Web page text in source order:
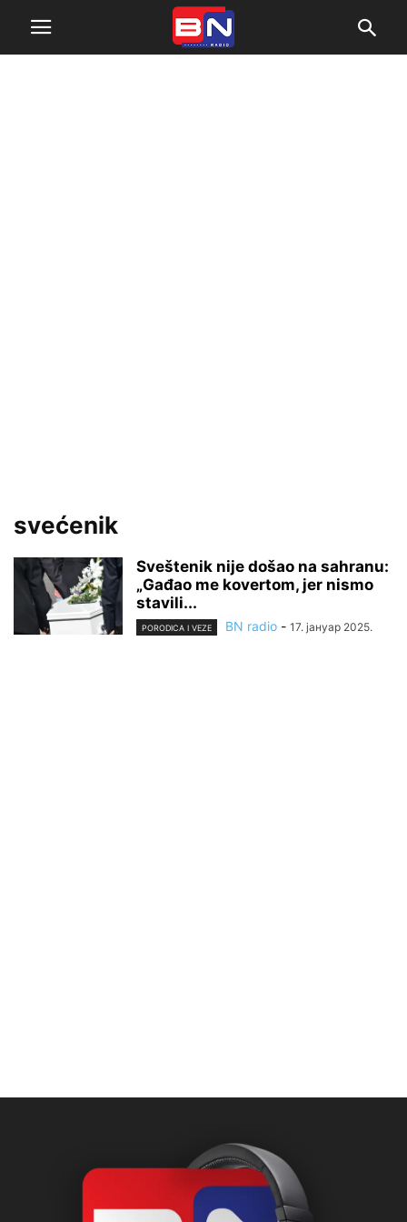
svećenik
Sveštenik nije došao na sahranu:
„Gađao me kovertom, jer nismo
stavili...
PORODICA I VEZE BN radio - 17. јануар 2025.